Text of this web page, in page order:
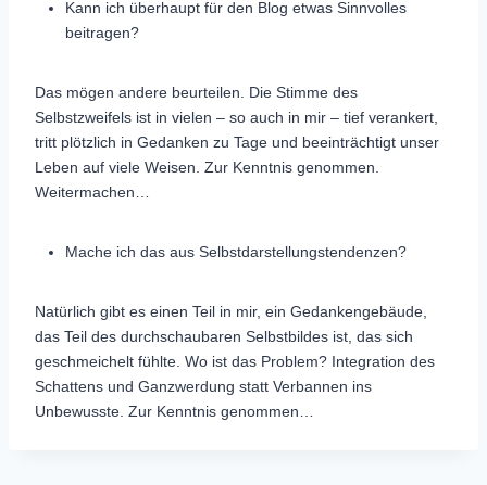
Kann ich überhaupt für den Blog etwas Sinnvolles
beitragen?
Das mögen andere beurteilen. Die Stimme des
Selbstzweifels ist in vielen – so auch in mir – tief verankert,
tritt plötzlich in Gedanken zu Tage und beeinträchtigt unser
Leben auf viele Weisen. Zur Kenntnis genommen.
Weitermachen…
Mache ich das aus Selbstdarstellungstendenzen?
Natürlich gibt es einen Teil in mir, ein Gedankengebäude,
das Teil des durchschaubaren Selbstbildes ist, das sich
geschmeichelt fühlte. Wo ist das Problem? Integration des
Schattens und Ganzwerdung statt Verbannen ins
Unbewusste. Zur Kenntnis genommen…